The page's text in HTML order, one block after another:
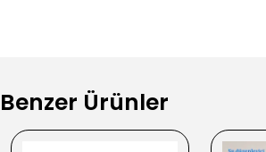
Benzer Ürünler